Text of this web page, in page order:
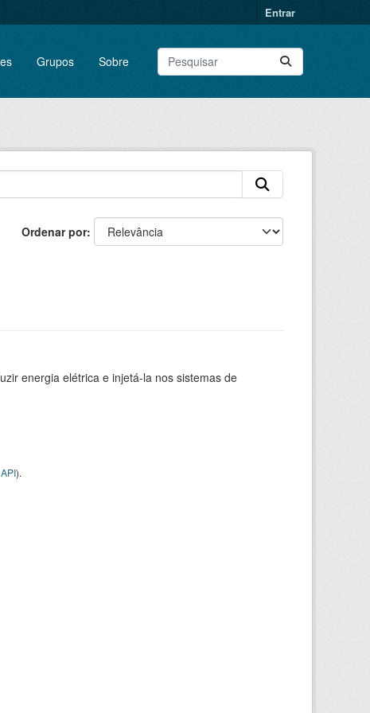
Entrar
Grupos Sobre
Ordenar por
energia elétrica e injetá-la nos sistemas de
).